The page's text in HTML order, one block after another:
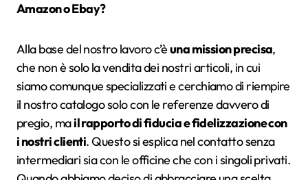
Amazon o Ebay?
Alla base del nostro lavoro c’èuna mission precisa,
che non è solo la vendita dei nostri articoli, in cui
siamo comunque specializzati e cerchiamo di riempire
il nostro catalogo solo con le referenze davvero di
pregio, mail rapporto di fiducia e fidelizzazione con
i nostri clienti. Questo si esplica nel contatto senza
intermediari sia con le officine che con i singoli privati.